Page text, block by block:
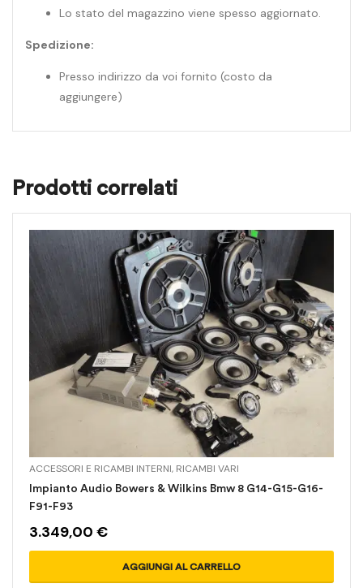
Lo stato del magazzino viene spesso aggiornato.
Spedizione:
Presso indirizzo da voi fornito (costo da
aggiungere)
Prodotti correlati
ACCESSORI E RICAMBI INTERNI, RICAMBI VARI
Impianto Audio Bowers & Wilkins Bmw 8 G14-G15-G16-
F91-F93
3.349,00 €
AGGIUNGI AL CARRELLO